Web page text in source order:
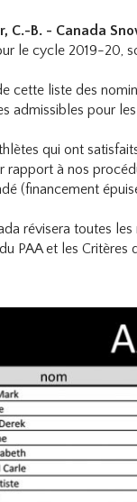
C.-B. - Canada
le cycle 2019-20,
cette liste des
admissibles pour
qui ont
rapport à nos
(financement
révisera toutes
PAA et les Critères